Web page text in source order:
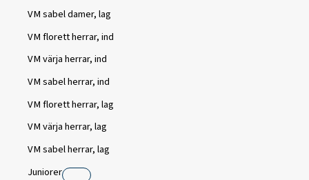
VM sabel damer, lag
VM florett herrar, ind
VM värja herrar, ind
VM sabel herrar, ind
VM florett herrar, lag
VM värja herrar, lag
VM sabel herrar, lag
Juniorer